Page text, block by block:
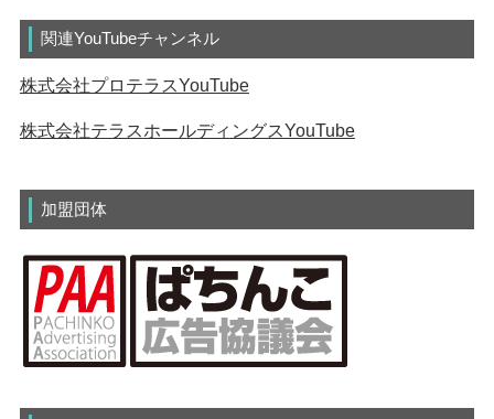
関連YouTubeチャンネル
株式会社プロテラスYouTube
株式会社テラスホールディングスYouTube
加盟団体